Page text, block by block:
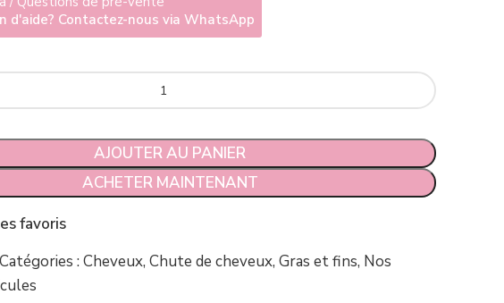
d'aide? Contactez-nous via WhatsApp
Purifiant et Anti Chute
AJOUTER AU PANIER
ACHETER MAINTENANT
favoris
Catégories : Cheveux, Chute de cheveux, Gras et fins, Nos